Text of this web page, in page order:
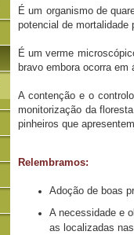
É um organismo de
potencial de mortalidade
É um verme
bravo embora ocorra
A contenção e o
monitorização da
pinheiros que
Relembramos:
Adoção de boas
A necessidade e
as localizadas